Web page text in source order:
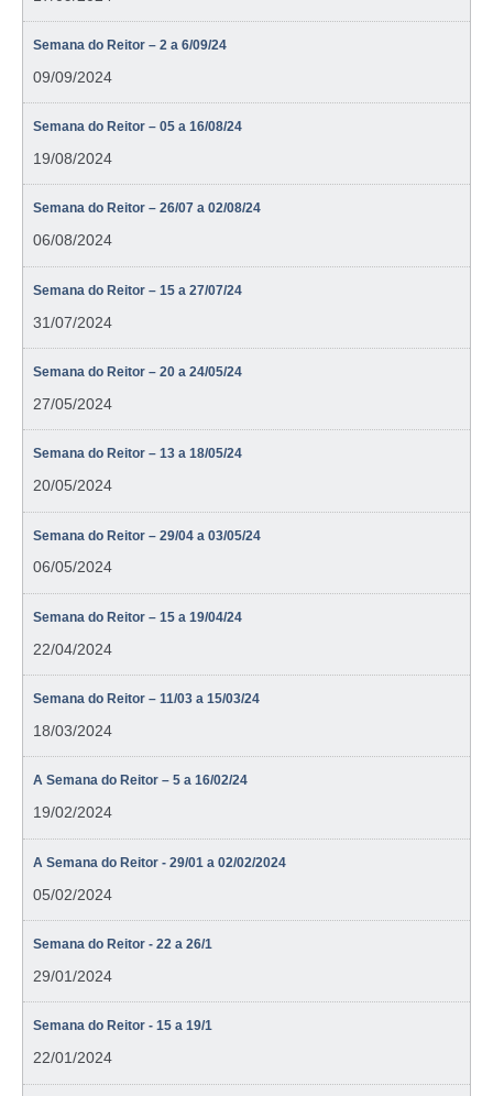
Semana do Reitor – 2 a 6/09/24
09/09/2024
Semana do Reitor – 05 a 16/08/24
19/08/2024
Semana do Reitor – 26/07 a 02/08/24
06/08/2024
Semana do Reitor – 15 a 27/07/24
31/07/2024
Semana do Reitor – 20 a 24/05/24
27/05/2024
Semana do Reitor – 13 a 18/05/24
20/05/2024
Semana do Reitor – 29/04 a 03/05/24
06/05/2024
Semana do Reitor – 15 a 19/04/24
22/04/2024
Semana do Reitor – 11/03 a 15/03/24
18/03/2024
A Semana do Reitor – 5 a 16/02/24
19/02/2024
A Semana do Reitor - 29/01 a 02/02/2024
05/02/2024
Semana do Reitor - 22 a 26/1
29/01/2024
Semana do Reitor - 15 a 19/1
22/01/2024